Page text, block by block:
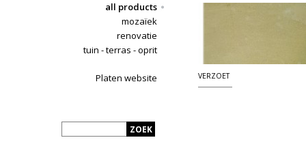
all products
mozaïek
renovatie
tuin - terras - oprit
Platen website VERZOET